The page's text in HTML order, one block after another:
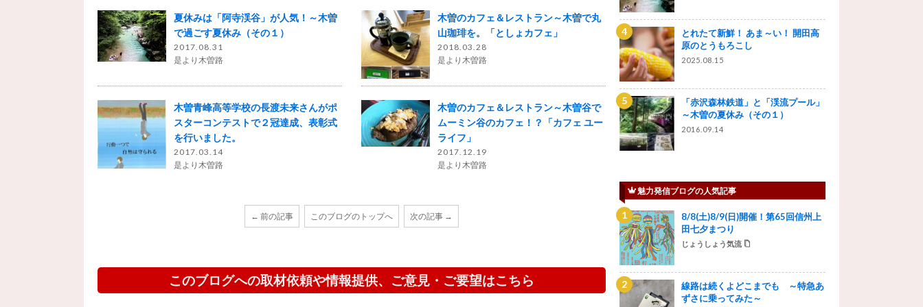
夏休みは「阿寺渓谷」が人気！～木曽
で過ごす夏休み（その１）
2017.08.31
是より木曽路
木曽のカフェ＆レストラン～木曽で丸
山珈琲を。「としょカフェ」
2018.03.28
是より木曽路
木曽青峰高等学校の長渡未来さんがポ
スターコンテストで２冠達成、表彰式
を行いました。
2017.03.14
是より木曽路
木曽のカフェ＆レストラン～木曽谷で
ムーミン谷のカフェ！？「カフェ ユー
ライフ」
2017.12.19
是より木曽路
← 前の記事 このブログのトップへ 次の記事 →
このブログへの取材依頼や情報提供、ご意見・ご要望はこちら
とれたて新鮮！ あま～い！ 開田高
原のとうもろこし
2025.08.15
「赤沢森林鉄道」と「渓流プール」
～木曽の夏休み（その１）
2016.09.14
魅力発信ブログの人気記事
8/8(土)8/9(日)開催！第65回信州上
田七夕まつり
じょうしょう気流
線路は続くよどこまでも ～特急あ
ずさに乗ってみた～